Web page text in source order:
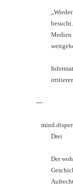
Medien
—
Drei
Der